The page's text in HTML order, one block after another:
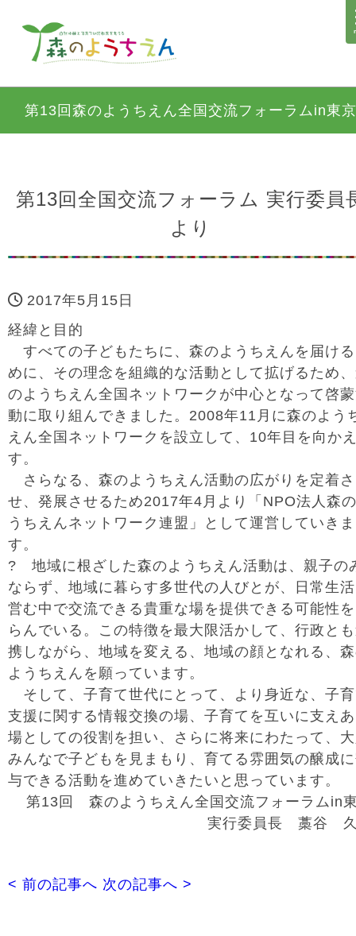
第13回森のようちえん全国交流フォーラムin東京
第13回全国交流フォーラム 実行委員
より
2017年5月15日
経緯と目的
すべての子どもたちに、森のようちえんを届け
めに、その理念を組織的な活動として拡げるため
のようちえん全国ネットワークが中心となって啓
動に取り組んできました。2008年11月に森のよう
えん全国ネットワークを設立して、10年目を向か
す。
さらなる、森のようちえん活動の広がりを定着さ
せ、発展させるため2017年4月より「NPO法人森
うちえんネットワーク連盟」として運営していきま
す。
? 地域に根ざした森のようちえん活動は、親子の
ならず、地域に暮らす多世代の人びとが、日常生
営む中で交流できる貴重な場を提供できる可能性
らんでいる。この特徴を最大限活かして、行政と
携しながら、地域を変える、地域の顔となれる、
ようちえんを願っています。
そして、子育て世代にとって、より身近な、子
支援に関する情報交換の場、子育てを互いに支え
場としての役割を担い、さらに将来にわたって、
みんなで子どもを見まもり、育てる雰囲気の醸成
与できる活動を進めていきたいと思っています。
第13回 森のようちえん全国交流フォーラムin
実行委員長 藁谷
< 前の記事へ 次の記事へ >